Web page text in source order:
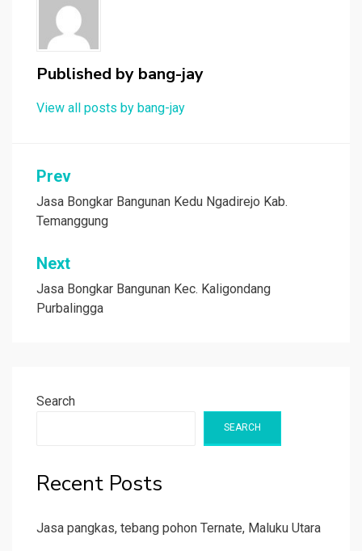
Published by bang-jay
View all posts by bang-jay
Post
navigation
Prev
Jasa Bongkar Bangunan Kedu Ngadirejo Kab.
Temanggung
Next
Jasa Bongkar Bangunan Kec. Kaligondang
Purbalingga
Search
SEARCH
Recent Posts
Jasa pangkas, tebang pohon Ternate, Maluku Utara